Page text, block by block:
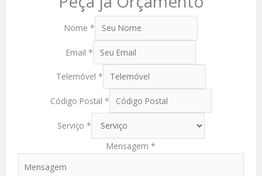
Nome*
Email*
Telemóvel*
Código Postal *
Serviço*
Mensagem *